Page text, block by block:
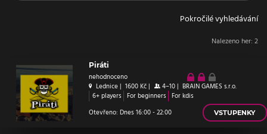
Pokročilé vyhledávání
Nalezeno her: 2
Piráti
nehodnoceno
Lednice| 1600 Kč| 4–10| BRAIN GAMES s.r.o.
6+ players For beginners For kdis
Otevřeno: Dnes 16:00 - 22:00
VSTUPENKY